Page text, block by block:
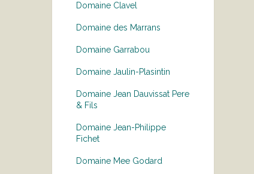
Domaine Clavel
Domaine des Marrans
Domaine Garrabou
Domaine Jaulin-Plasintin
Domaine Jean Dauvissat Pere
& Fils
Domaine Jean-Philippe
Fichet
Domaine Mee Godard